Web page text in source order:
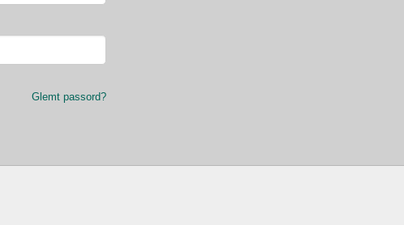
Glemt passord?